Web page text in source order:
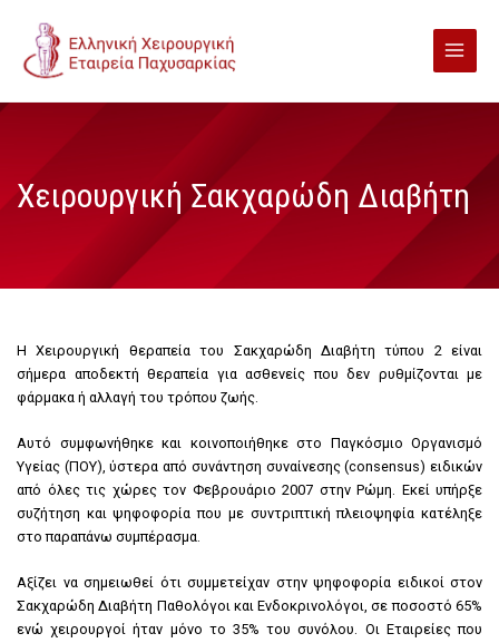
Χειρουργική Σακχαρώδη Διαβήτη
Η Χειρουργική θεραπεία του Σακχαρώδη Διαβήτη τύπου 2 είναι
σήμερα αποδεκτή θεραπεία για ασθενείς που δεν ρυθμίζονται με
φάρμακα ή αλλαγή του τρόπου ζωής.
Αυτό συμφωνήθηκε και κοινοποιήθηκε στο Παγκόσμιο Οργανισμό
Υγείας (ΠΟΥ), ύστερα από συνάντηση συναίνεσης (consensus) ειδικών
από όλες τις χώρες τον Φεβρουάριο 2007 στην Ρώμη. Εκεί υπήρξε
συζήτηση και ψηφοφορία που με συντριπτική πλειοψηφία κατέληξε
στο παραπάνω συμπέρασμα.
Αξίζει να σημειωθεί ότι συμμετείχαν στην ψηφοφορία ειδικοί στον
Σακχαρώδη Διαβήτη Παθολόγοι και Ενδοκρινολόγοι, σε ποσοστό 65%
ενώ χειρουργοί ήταν μόνο το 35% του συνόλου. Οι Εταιρείες που